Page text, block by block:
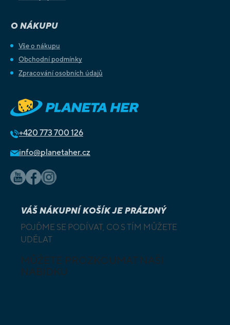
O NÁKUPU
Vše o nákupu
Obchodní podmínky
Zpracování osobních údajů
+420 773 700 126
info@planetaher.cz
VÁŠ NÁKUPNÍ KOŠÍK JE PRÁZDNÝ
POJĎME SE PODÍVAT, CO S TÍM MŮŽETE
UDĚLAT
MŮŽETE PROZKOUMAT NAŠI
NABÍDKU